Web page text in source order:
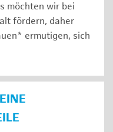
möchten wir bei
fördern, daher
ermutigen, sich